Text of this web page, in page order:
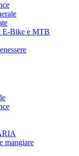
E-Bike e MTB
mangiare